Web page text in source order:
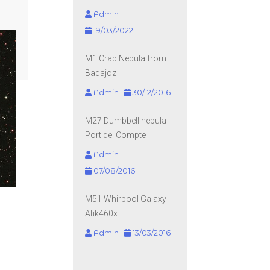
Admin
19/03/2022
M1 Crab Nebula from
Badajoz
Admin 30/12/2016
M27 Dumbbell nebula -
Port del Compte
Admin
07/08/2016
M51 Whirpool Galaxy -
Atik460x
Admin 13/03/2016